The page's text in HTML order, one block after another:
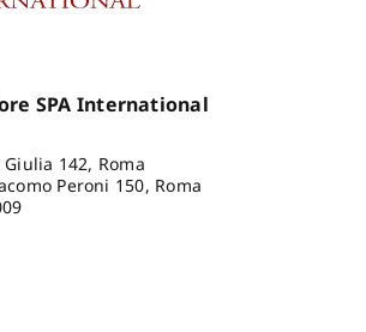
SPA International
142, Roma
Peroni 150, Roma